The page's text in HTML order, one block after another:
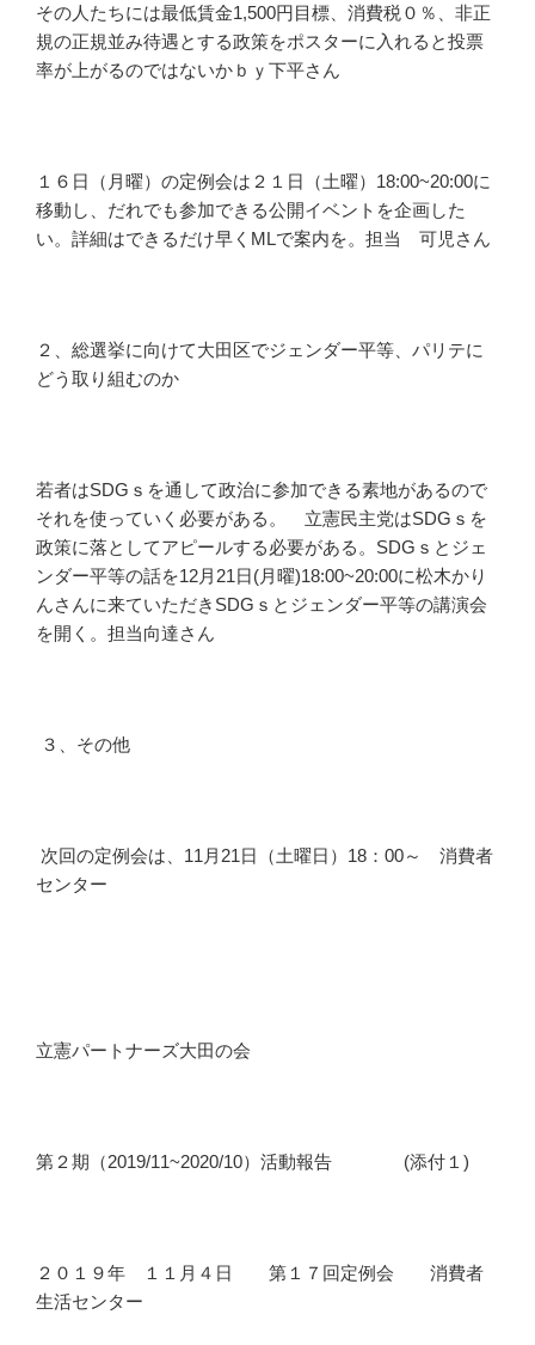
その人たちには最低賃金1,500円目標、消費税０％、非正
規の正規並み待遇とする政策をポスターに入れると投票
率が上がるのではないかｂｙ下平さん
１６日（月曜）の定例会は２１日（土曜）18:00~20:00に
移動し、だれでも参加できる公開イベントを企画した
い。詳細はできるだけ早くMLで案内を。担当 可児さん
２、総選挙に向けて大田区でジェンダー平等、パリテに
どう取り組むのか
若者はSDGｓを通して政治に参加できる素地があるので
それを使っていく必要がある。 立憲民主党はSDGｓを
政策に落としてアピールする必要がある。SDGｓとジェ
ンダー平等の話を12月21日(月曜)18:00~20:00に松木かり
んさんに来ていただきSDGｓとジェンダー平等の講演会
を開く。担当向達さん
３、その他
次回の定例会は、11月21日（土曜日）18：00～ 消費者
センター
立憲パートナーズ大田の会
第２期（2019/11~2020/10）活動報告 (添付１)
２０１９年 １１月４日 第１７回定例会 消費者
生活センター